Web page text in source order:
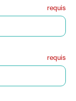
requis
requis